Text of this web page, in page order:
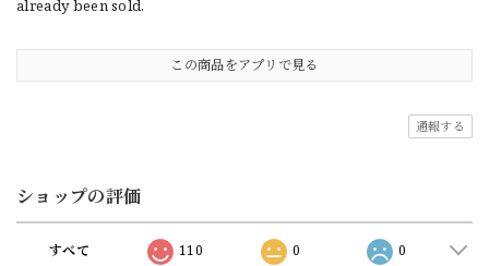
already been sold.
この商品をアプリで見る
通報する
ショップの評価
すべて 110 0 0